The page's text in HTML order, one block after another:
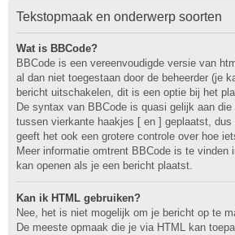
Tekstopmaak en onderwerp soorten
Wat is BBCode?
BBCode is een vereenvoudigde versie van
al dan niet toegestaan door de beheerder (je
bericht uitschakelen, dit is een optie bij het
De syntax van BBCode is quasi gelijk aan
tussen vierkante haakjes [ en ] geplaatst,
geeft het ook een grotere controle over hoe
Meer informatie omtrent BBCode is te vinden
kan openen als je een bericht plaatst.
Kan ik HTML gebruiken?
Nee, het is niet mogelijk om je bericht op te
De meeste opmaak die je via HTML kan